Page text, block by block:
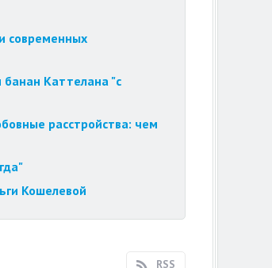
современных
Каттелана "с
расстройства: чем
Кошелевой
RSS